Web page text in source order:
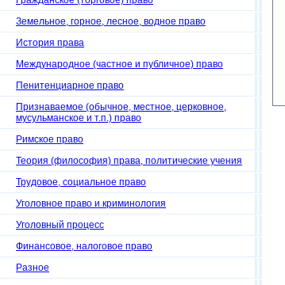
Земельное, горное, лесное, водное право
История права
Международное (частное и публичное) право
Пенитенциарное право
Признаваемое (обычное, местное, церковное,
мусульманское и т.п.) право
Римское право
Теория (философия) права, политические учения
Трудовое, социальное право
Уголовное право и криминология
Уголовный процесс
Финансовое, налоговое право
Разное